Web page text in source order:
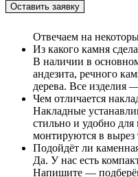
Оставить заявку
Отвечаем на
Из какого камня
В наличии в
андезита, речного
дерева. Все изделия
Чем отличается
Накладные
стильно и удобно
монтируются в вырез
Подойдёт ли
Да. У нас есть
Напишите —